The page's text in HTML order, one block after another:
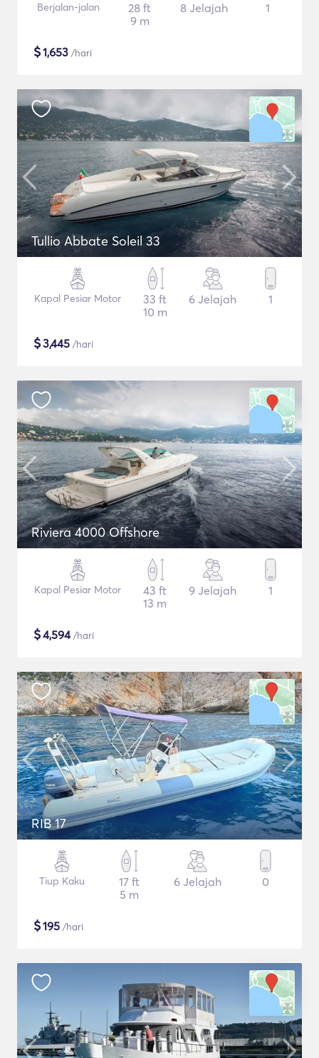
Berjalan-jalan
28 ft
9 m
8 Jelajah 1
$1,653 /hari
Tullio Abbate Soleil 33
Kapal Pesiar Motor
33 ft
10 m
6 Jelajah 1
$3,445 /hari
Riviera 4000 Offshore
Kapal Pesiar Motor
43 ft
13 m
9 Jelajah 1
$4,594/hari
RIB 17
Tiup Kaku
17 ft
5 m
6 Jelajah 0
$195 /hari